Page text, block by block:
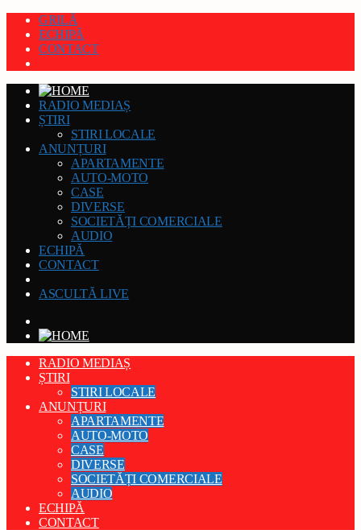
GRILĂ
ECHIPĂ
CONTACT
RADIO MEDIAȘ
ȘTIRI
STIRI LOCALE
ANUNȚURI
APARTAMENTE
AUTO-MOTO
CASE
DIVERSE
SOCIETĂȚI COMERCIALE
AUDIO
ECHIPĂ
CONTACT
ASCULTĂ LIVE
RADIO MEDIAȘ
ȘTIRI
STIRI LOCALE
ANUNȚURI
APARTAMENTE
AUTO-MOTO
CASE
DIVERSE
SOCIETĂȚI COMERCIALE
AUDIO
ECHIPĂ
CONTACT